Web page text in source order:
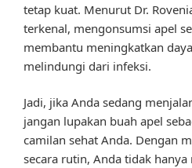
tetap kuat. Menurut Dr.
terkenal, mengonsumsi apel
membantu meningkatkan
melindungi dari infeksi.
Jadi, jika Anda sedang
jangan lupakan buah apel
camilan sehat Anda. Dengan
secara rutin, Anda tidak